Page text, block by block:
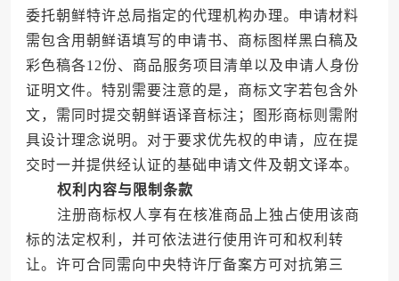
委托朝鲜特许总局指定的代理机构办理。申请材料
需包含用朝鲜语填写的申请书、商标图样黑白稿及
彩色稿各12份、商品服务项目清单以及申请人身份
证明文件。特别需要注意的是，商标文字若包含外
文，需同时提交朝鲜语译音标注；图形商标则需附
具设计理念说明。对于要求优先权的申请，应在提
交时一并提供经认证的基础申请文件及朝文译本。
权利内容与限制条款
注册商标权人享有在核准商品上独占使用该商
标的法定权利，并可依法进行使用许可和权利转
让。许可合同需向中央特许厅备案方可对抗第三